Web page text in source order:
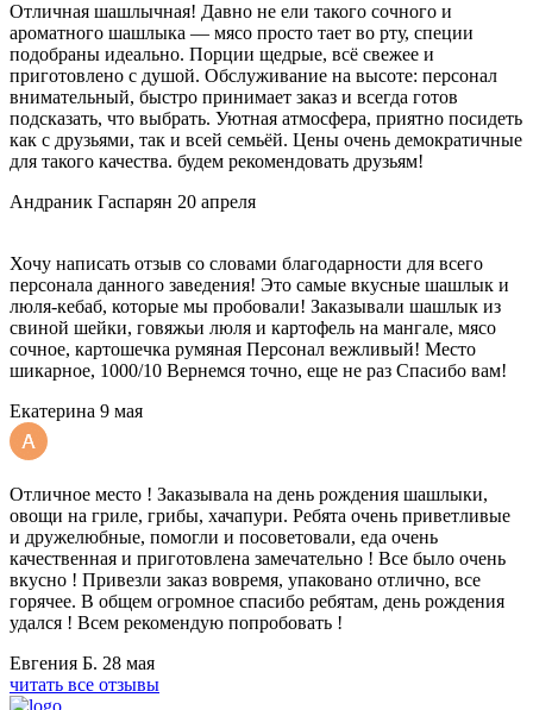
Отличная шашлычная! Давно не ели такого сочного и
ароматного шашлыка — мясо просто тает во рту, специи
подобраны идеально. Порции щедрые, всё свежее и
приготовлено с душой. Обслуживание на высоте: персонал
внимательный, быстро принимает заказ и всегда готов
подсказать, что выбрать. Уютная атмосфера, приятно посидеть
как с друзьями, так и всей семьёй. Цены очень демократичные
для такого качества. будем рекомендовать друзьям!
Андраник Гаспарян 20 апреля
Хочу написать отзыв со словами благодарности для всего
персонала данного заведения! Это самые вкусные шашлык и
люля-кебаб, которые мы пробовали! Заказывали шашлык из
свиной шейки, говяжьи люля и картофель на мангале, мясо
сочное, картошечка румяная Персонал вежливый! Место
шикарное, 1000/10 Вернемся точно, еще не раз Спасибо вам!
Екатерина 9 мая
Отличное место ! Заказывала на день рождения шашлыки,
овощи на гриле, грибы, хачапури. Ребята очень приветливые
и дружелюбные, помогли и посоветовали, еда очень
качественная и приготовлена замечательно ! Все было очень
вкусно ! Привезли заказ вовремя, упаковано отлично, все
горячее. В общем огромное спасибо ребятам, день рождения
удался ! Всем рекомендую попробовать !
Евгения Б. 28 мая
читать все отзывы